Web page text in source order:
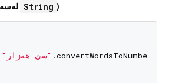
String )
"سێ هەزار"